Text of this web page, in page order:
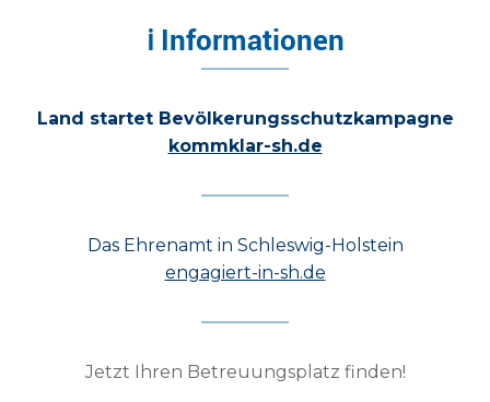
ℹ Informationen
Land startet Bevölkerungsschutzkampagne
kommklar-sh.de
Das Ehrenamt in Schleswig-Holstein
engagiert-in-sh.de
Jetzt Ihren Betreuungsplatz finden!